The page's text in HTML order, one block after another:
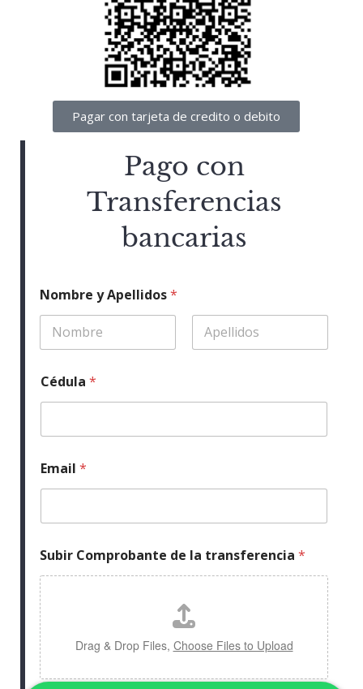
Pagar con tarjeta de credito o debito
Pago con
Transferencias
bancarias
Nombre y Apellidos*
Cédula *
Email *
Subir Comprobante de la transferencia *
Drag & Drop Files, Choose Files to Upload